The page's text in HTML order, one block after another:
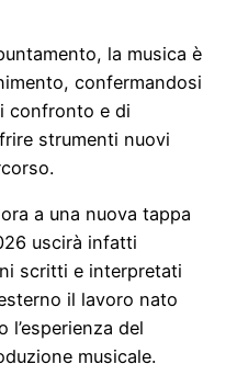
la musica è
confermandosi
confronto e di
strumenti nuovi
a una nuova tappa
uscirà infatti
scritti e interpretati
il lavoro nato
l’esperienza del
musicale.